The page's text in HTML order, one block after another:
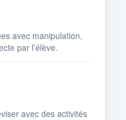
avec manipulation,
par l’élève.
avec des activités